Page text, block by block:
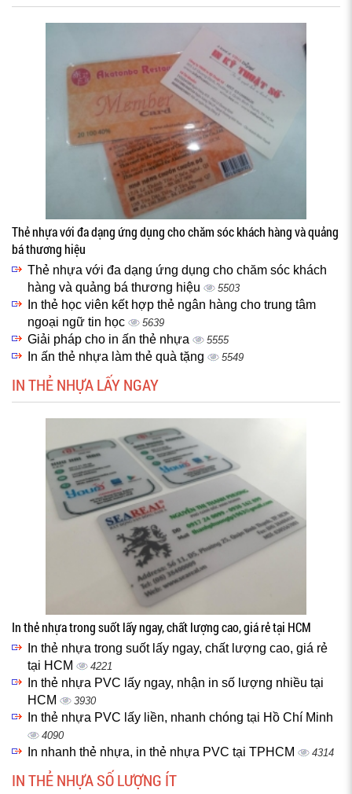
Thẻ nhựa với đa dạng ứng dụng cho chăm sóc khách hàng và quảng
bá thương hiệu
Thẻ nhựa với đa dạng ứng dụng cho chăm sóc khách
hàng và quảng bá thương hiệu
5503
In thẻ học viên kết hợp thẻ ngân hàng cho trung tâm
ngoại ngữ tin học
5639
Giải pháp cho in ấn thẻ nhựa 5555
In ấn thẻ nhựa làm thẻ quà tặng 5549
IN THẺ NHỰA LẤY NGAY
In thẻ nhựa trong suốt lấy ngay, chất lượng cao, giá rẻ tại HCM
In thẻ nhựa trong suốt lấy ngay, chất lượng cao, giá rẻ
tại HCM
4221
In thẻ nhựa PVC lấy ngay, nhận in số lượng nhiều tại
HCM
3930
In thẻ nhựa PVC lấy liền, nhanh chóng tại Hồ Chí Minh
4090
In nhanh thẻ nhựa, in thẻ nhựa PVC tại TPHCM 4314
IN THẺ NHỰA SỐ LƯỢNG ÍT